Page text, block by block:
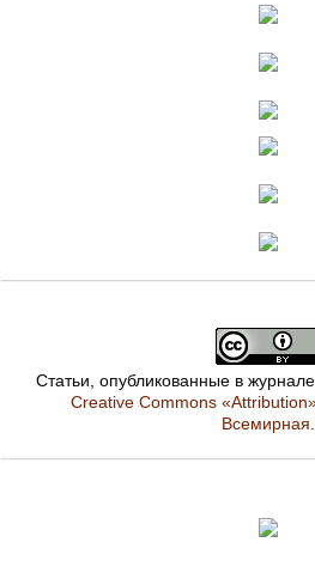
Статьи, опубликованные в
Creative Commons
Всемирная.